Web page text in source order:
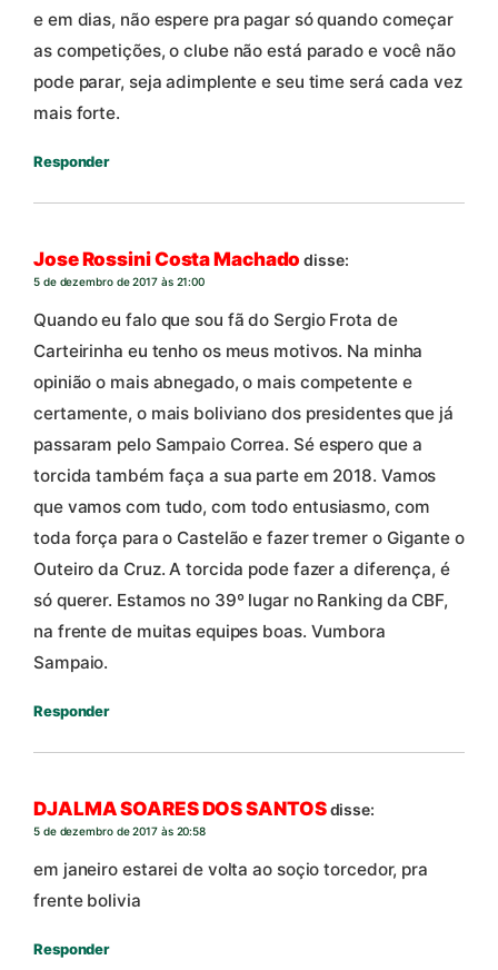
e em dias, não espere pra pagar só quando começar
as competições, o clube não está parado e você não
pode parar, seja adimplente e seu time será cada vez
mais forte.
Responder
Jose Rossini Costa Machado disse:
5 de dezembro de 2017 às 21:00
Quando eu falo que sou fã do Sergio Frota de
Carteirinha eu tenho os meus motivos. Na minha
opinião o mais abnegado, o mais competente e
certamente, o mais boliviano dos presidentes que já
passaram pelo Sampaio Correa. Sé espero que a
torcida também faça a sua parte em 2018. Vamos
que vamos com tudo, com todo entusiasmo, com
toda força para o Castelão e fazer tremer o Gigante o
Outeiro da Cruz. A torcida pode fazer a diferença, é
só querer. Estamos no 39º lugar no Ranking da CBF,
na frente de muitas equipes boas. Vumbora
Sampaio.
Responder
DJALMA SOARES DOS SANTOSdisse:
5 de dezembro de 2017 às 20:58
em janeiro estarei de volta ao soçio torcedor, pra
frente bolivia
Responder